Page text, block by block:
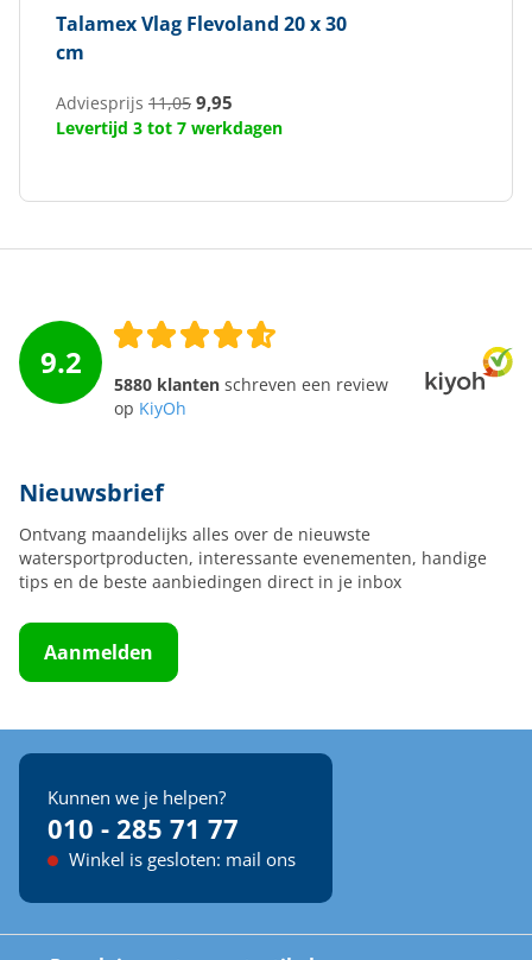
TalamexVlag Flevoland 20 x 30
cm
Adviesprijs 11,05 9,95
Levertijd 3 tot 7 werkdagen
9.2
5880 klanten schreven een review
op KiyOh
Nieuwsbrief
Ontvang maandelijks alles over de nieuwste
watersportproducten, interessante evenementen, handige
tips en de beste aanbiedingen direct in je inbox
Aanmelden
Kunnen we je helpen?
010 - 285 71 77
Winkel is gesloten: mail ons